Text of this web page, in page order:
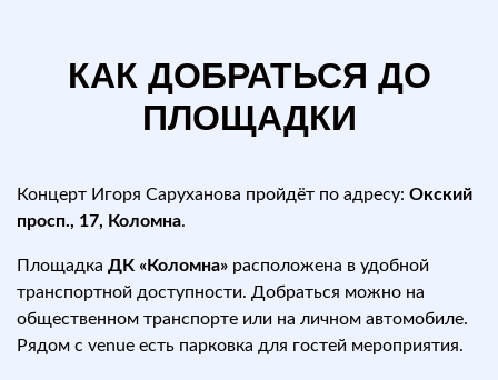
КАК ДОБРАТЬСЯ ДО
ПЛОЩАДКИ
Концерт Игоря Саруханова пройдёт по адресу: Окский
просп., 17, Коломна.
Площадка ДК «Коломна» расположена в удобной
транспортной доступности. Добраться можно на
общественном транспорте или на личном автомобиле.
Рядом с venue есть парковка для гостей мероприятия.